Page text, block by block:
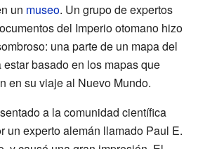
un museo. Un grupo de expertos
del Imperio otomano hizo
una parte de un mapa del
basado en los mapas que
en su viaje al Nuevo Mundo.
a la comunidad científica
un experto alemán llamado Paul E.